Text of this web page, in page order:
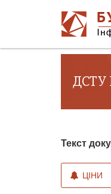
ДСТУ
Текст
ЦІНИ